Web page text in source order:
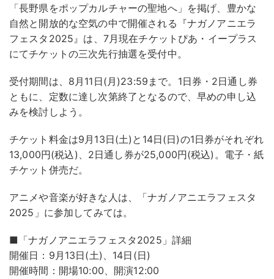
「長野県をポップカルチャーの聖地へ」を掲げ、豊かな
自然と開放的な空気の中で開催される『ナガノアニエラ
フェスタ2025』は、7月現在チケットぴあ・イープラス
にてチケットの三次先行抽選を受付中。
受付期間は、8月11日(月)23:59まで。1日券・2日通し券
ともに、定数に達し次第終了となるので、早めの申し込
みを検討しよう。
チケット料金は9月13日(土)と14日(日)の1日券がそれぞれ
13,000円(税込)、2日通し券が25,000円(税込)。電子・紙
チケット併売だ。
アニメや音楽が好きな人は、「ナガノアニエラフェスタ
2025」に参加してみては。
■「ナガノアニエラフェスタ2025」詳細
開催日：9月13日(土)、14日(日)
開催時間：開場10:00、開演12:00